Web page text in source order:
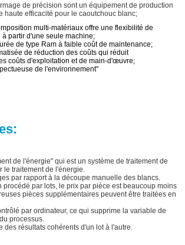
de précision sont un équipement de production
haute efficacité pour le caoutchouc blanc;
multi-matériaux offre une flexibilité de
à partir d'une seule machine;
de type Ram à faible coût de maintenance;
de réduction des coûts qui réduit
coûts d'exploitation et de main-d'œuvre;
de l'environnement"
de l'énergie" qui est un système de traitement de
le traitement de l'énergie.
par rapport à la découpe manuelle des blancs.
procédé par lots, le prix par pièce est beaucoup moins
pièces supplémentaires peuvent être traitées en
par ordinateur, ce qui supprime la variable de
processus.
des résultats cohérents d'un lot à l'autre.